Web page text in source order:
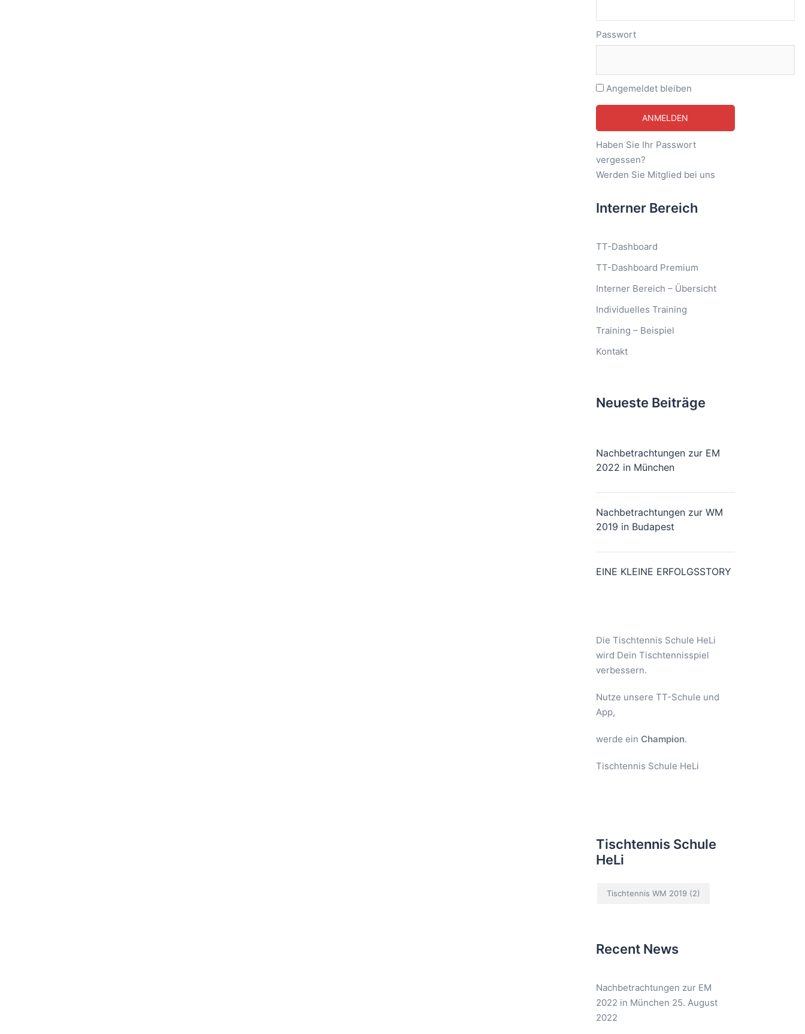
Passwort
Angemeldet bleiben
Haben Sie Ihr Passwort
vergessen?
Werden Sie Mitglied bei uns
Interner Bereich
TT-Dashboard
TT-Dashboard Premium
Interner Bereich – Übersicht
Individuelles Training
Training – Beispiel
Kontakt
Neueste Beiträge
Nachbetrachtungen zur EM
2022 in München
Nachbetrachtungen zur WM
2019 in Budapest
EINE KLEINE ERFOLGSSTORY
Die Tischtennis Schule HeLi
wird Dein Tischtennisspiel
verbessern.
Nutze unsere TT-Schule und
App,
werde ein Champion.
Tischtennis Schule HeLi
Tischtennis Schule
HeLi
Tischtennis WM 2019(2)
Recent News
Nachbetrachtungen zur EM
2022 in München 25. August
2022